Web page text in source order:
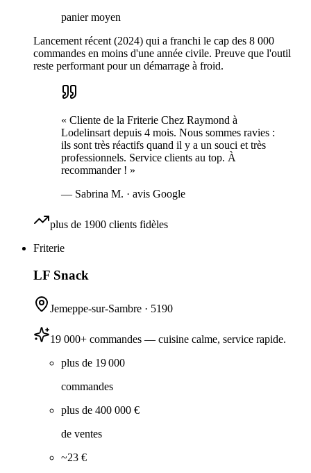
panier moyen
Lancement récent (2024) qui a franchi le cap des 8 000
commandes en moins d'une année civile. Preuve que l'outil
reste performant pour un démarrage à froid.
« Cliente de la Friterie Chez Raymond à
Lodelinsart depuis 4 mois. Nous sommes ravies :
ils sont très réactifs quand il y a un souci et très
professionnels. Service clients au top. À
recommander ! »
— Sabrina M. · avis Google
plus de 1900 clients fidèles
Friterie
LF Snack
Jemeppe-sur-Sambre · 5190
19 000+ commandes — cuisine calme, service rapide.
plus de 19 000
commandes
plus de 400 000 €
de ventes
~23 €